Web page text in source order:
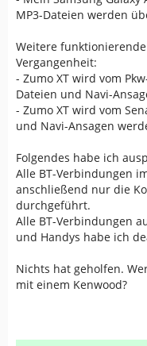
MP3-Dateien werden
Weitere
Vergangenheit:
- Zumo XT wird vom
Dateien und Navi-
- Zumo XT wird vom
und Navi-Ansagen
Folgendes habe ich
Alle BT-Verbindungen
anschließend nur die
durchgeführt.
Alle BT-Verbindungen
und Handys habe ich
Nichts hat geholfen.
mit einem Kenwood?